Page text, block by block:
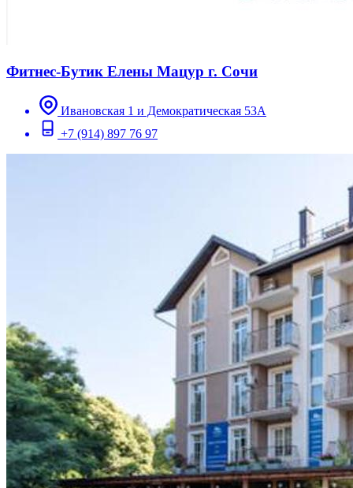
Фитнес-Бутик Елены Мацур г. Сочи
Ивановская 1 и Демократическая 53А
+7 (914) 897 76 97